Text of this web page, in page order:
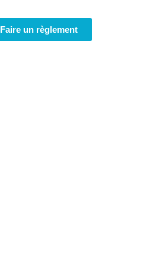
Faire un règlement